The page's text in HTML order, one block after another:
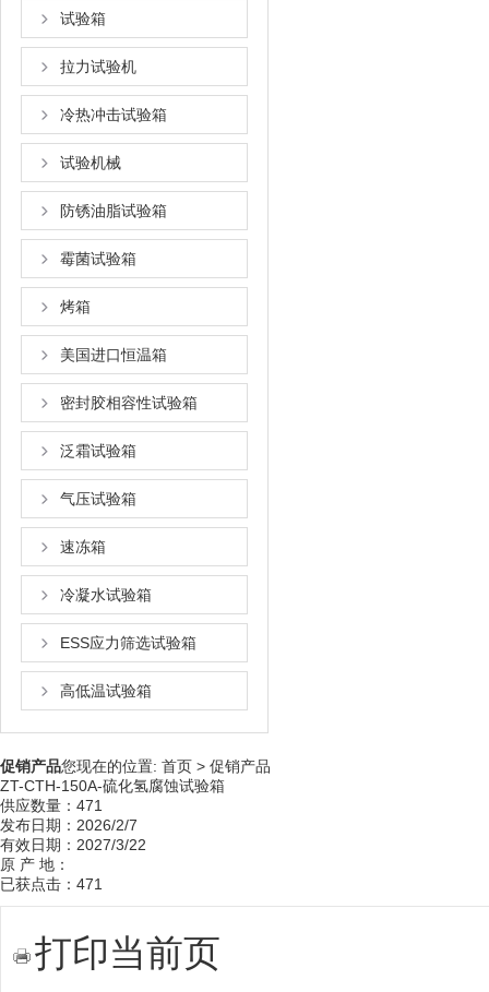
试验箱
拉力试验机
冷热冲击试验箱
试验机械
防锈油脂试验箱
霉菌试验箱
烤箱
美国进口恒温箱
密封胶相容性试验箱
泛霜试验箱
气压试验箱
速冻箱
冷凝水试验箱
ESS应力筛选试验箱
高低温试验箱
促销产品您现在的位置: 首页 > 促销产品
ZT-CTH-150A-硫化氢腐蚀试验箱
供应数量：471
发布日期：2026/2/7
有效日期：2027/3/22
原 产 地：
已获点击：471
打印当前页